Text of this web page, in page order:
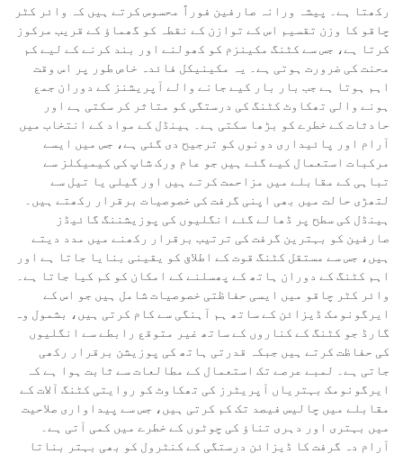
رکھتا ہے۔ پیشہ ورانہ صارفین فوراً محسوس کرتے ہیں کہ وائر کٹر
چاقو کا وزن تقسیم اس کے توازن کے نقطہ کو گھماؤ کے قریب مرکوز
کرتا ہے، جس سے کٹنگ مکینزم کو کھولنے اور بند کرنے کے لیے کم
محنت کی ضرورت ہوتی ہے۔ یہ مکینیکل فائدہ خاص طور پر اس وقت
اہم ہوتا ہے جب بار بار کیے جانے والے آپریشنز کے دوران جمع
ہونے والی تھکاوٹ کٹنگ کی درستگی کو متاثر کر سکتی ہے اور
حادثات کے خطرے کو بڑھا سکتی ہے۔ ہینڈل کے مواد کے انتخاب میں
آرام اور پائیداری دونوں کو ترجیح دی گئی ہے، جس میں ایسے
مرکبات استعمال کیے گئے ہیں جو عام ورک شاپ کی کیمیکلز سے
تباہی کے مقابلے میں مزاحمت کرتے ہیں اور گیلی یا تیل سے
لتھڑی حالت میں بھی اپنی گرفت کی خصوصیات برقرار رکھتے ہیں۔
ہینڈل کی سطح پر ڈھالے گئے انگلیوں کی پوزیشننگ گائیڈز
صارفین کو بہترین گرفت کی ترتیب برقرار رکھنے میں مدد دیتے
ہیں، جس سے مستقل کٹنگ قوت کے اطلاق کو یقینی بنایا جاتا ہے اور
اہم کٹنگ کے دوران ہاتھ کے پھسلنے کے امکان کو کم کیا جاتا ہے۔
وائر کٹر چاقو میں ایسی حفاظتی خصوصیات شامل ہیں جو اس کے
ایرگونومک ڈیزائن کے ساتھ ہم آہنگی سے کام کرتی ہیں، بشمول وہ
گارڈ جو کٹنگ کے کناروں کے ساتھ غیر متوقع رابطے سے انگلیوں
کی حفاظت کرتے ہیں جبکہ قدرتی ہاتھ کی پوزیشن برقرار رکھی
جاتی ہے۔ لمبے عرصے تک استعمال کے مطالعات سے ثابت ہوا ہے کہ
ایرگونومک بہتریاں آپریٹرز کی تھکاوٹ کو روایتی کٹنگ آلات کے
مقابلے میں چالیس فیصد تک کم کرتی ہیں، جس سے پیداواری صلاحیت
میں بہتری اور دہری تناؤ کی چوٹوں کے خطرے میں کمی آتی ہے۔
آرام دہ گرفت کا ڈیزائن درستگی کے کنٹرول کو بھی بہتر بناتا